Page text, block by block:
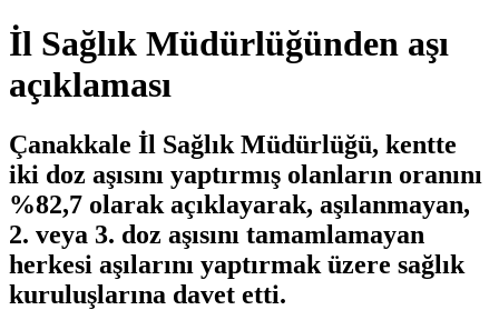
İl Sağlık Müdürlüğünden aşı
açıklaması
Çanakkale İl Sağlık Müdürlüğü, kentte
iki doz aşısını yaptırmış olanların oranını
%82,7 olarak açıklayarak, aşılanmayan,
2. veya 3. doz aşısını tamamlamayan
herkesi aşılarını yaptırmak üzere sağlık
kuruluşlarına davet etti.